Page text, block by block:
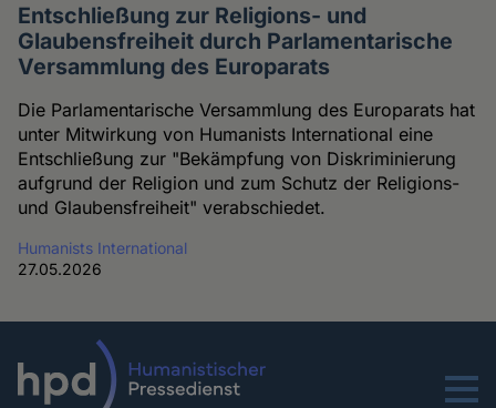
Entschließung zur Religions- und
Glaubensfreiheit durch Parlamentarische
Versammlung des Europarats
Die Parlamentarische Versammlung des Europarats hat
unter Mitwirkung von Humanists International eine
Entschließung zur "Bekämpfung von Diskriminierung
aufgrund der Religion und zum Schutz der Religions-
und Glaubensfreiheit" verabschiedet.
Humanists International
27.05.2026
Menu